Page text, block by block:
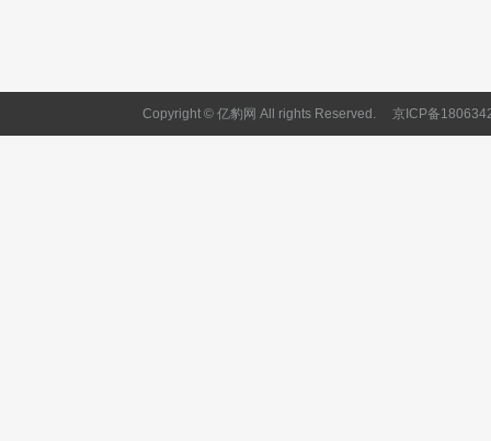
Copyright © 亿豹网 All rights Reserved. 京ICP备